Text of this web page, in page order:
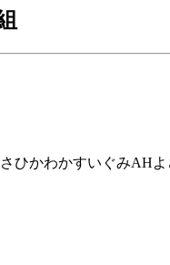
ひかわかすいぐみAH